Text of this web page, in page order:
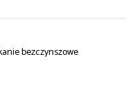
bezczynszowe